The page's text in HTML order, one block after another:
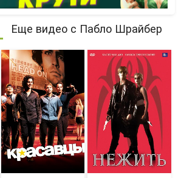
Еще видео с Пабло Шрайбер